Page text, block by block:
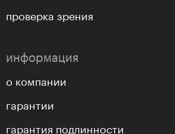
проверка зрения
информация
о компании
гарантии
гарантия подлинности